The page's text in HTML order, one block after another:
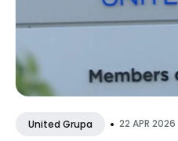
United Grupa • 22 APR 2026